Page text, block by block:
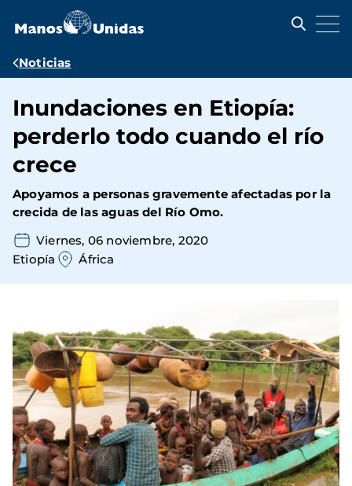
contenido
Ruta
navegación
Noticias
Inundaciones en Etiopía:
perderlo todo cuando el río
crece
Apoyamos a personas gravemente afectadas por la
crecida de las aguas del Río Omo.
Viernes, 06 noviembre, 2020
Etiopía
África